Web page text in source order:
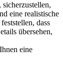
eine realistische
dass
übersehen,
eine